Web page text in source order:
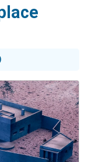
Maasser
3 personnes viennent de nous rejoindre sur WhatsApp